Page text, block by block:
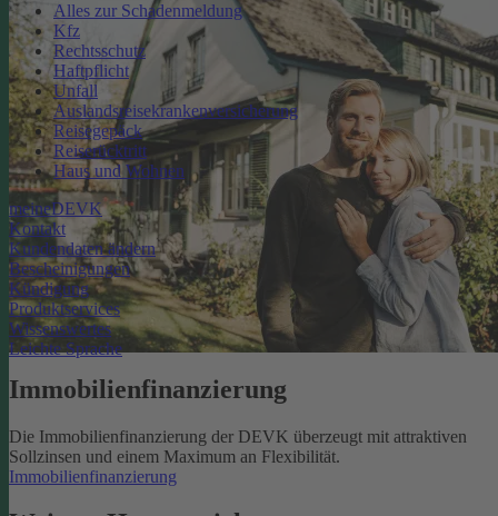
Alles zur Schadenmeldung
Kfz
Rechtsschutz
Haftpflicht
Unfall
Auslandsreisekrankenversicherung
Reisegepäck
Reiserücktritt
Haus und Wohnen
meineDEVK
Kontakt
Kundendaten ändern
Bescheinigungen
Kündigung
Produktservices
Wissenswertes
Leichte Sprache
Immobilienfinanzierung
Die Immobilienfinanzierung der DEVK überzeugt mit attraktiven
Sollzinsen und einem Maximum an Flexibilität.
Immobilienfinanzierung